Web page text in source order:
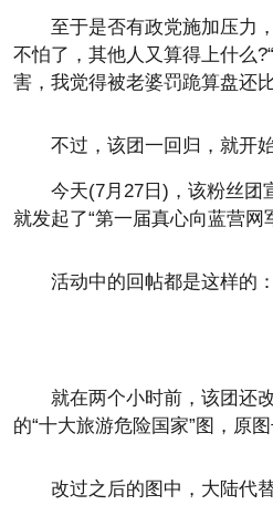
至于是否有政党施加压力
不怕了，其他人又算得上什么
害，我觉得被老婆罚跪算盘还
不过，该团一回归，就开
今天(7月27日)，该粉丝团
就发起了“第一届真心向蓝营网
活动中的回帖都是这样的：
就在两个小时前，该团还
的“十大旅游危险国家”图，原图
改过之后的图中，大陆代